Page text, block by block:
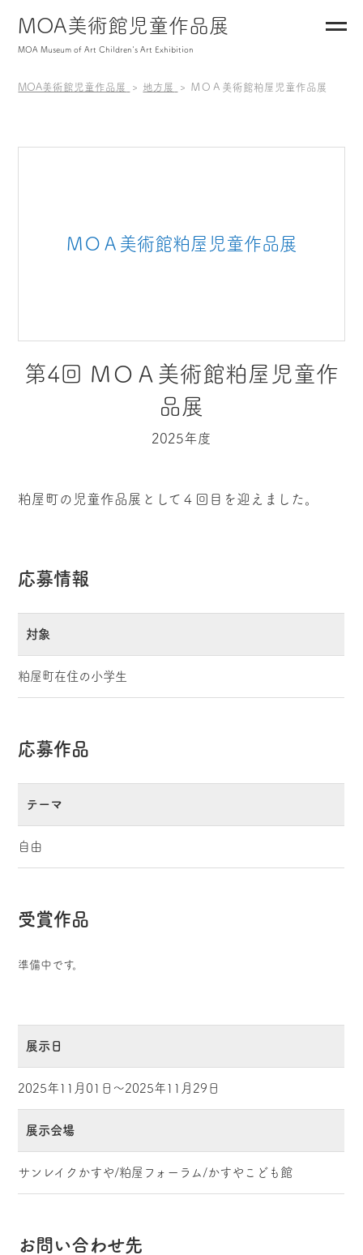
MOA美術館児童作品展
MOA Museum of Art Children's Art Exhibition
MOA美術館児童作品展 地方展 ＭＯＡ美術館粕屋児童作品展
ＭＯＡ美術館粕屋児童作品展
第4回 ＭＯＡ美術館粕屋児童作
品展
2025年度
粕屋町の児童作品展として４回目を迎えました。
応募情報
対象
粕屋町在住の小学生
応募作品
テーマ
自由
受賞作品
準備中です。
展示日
2025年11月01日～2025年11月29日
展示会場
サンレイクかすや/粕屋フォーラム/かすやこども館
お問い合わせ先